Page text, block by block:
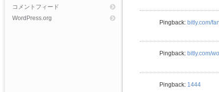
Pingback: bitly.com/
Pingback: bitly.com/
Pingback: 1444
コメントフィード
WordPress.org